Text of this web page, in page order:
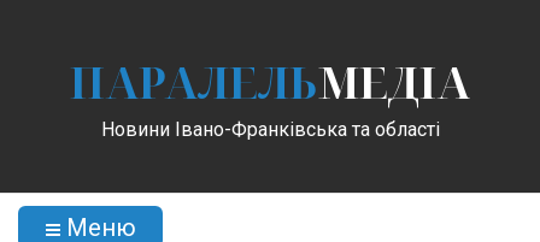
ПАРАЛЕЛЬМЕДІА
Новини Івано-Франківська та області
Меню